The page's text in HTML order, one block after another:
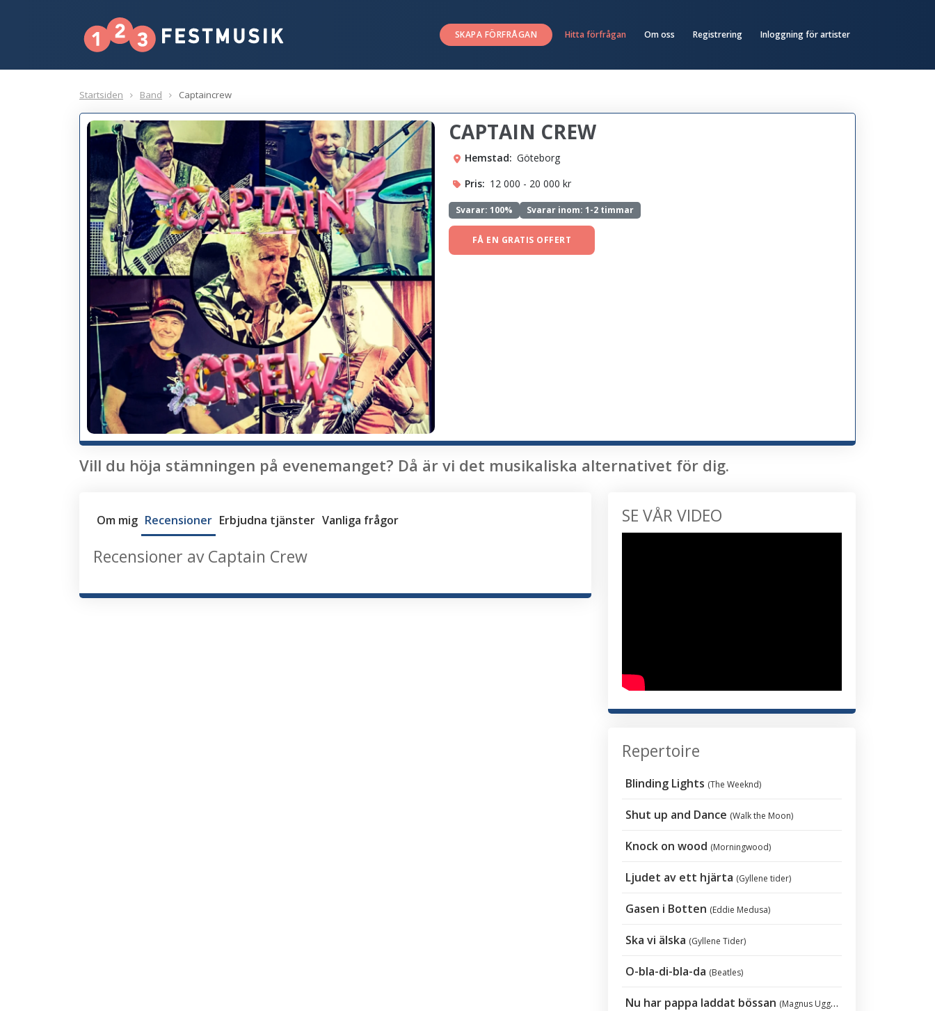
SKAPA FÖRFRÅGAN Hitta förfrågan Om oss Registrering Inloggning för artister
Startsiden Band Captaincrew
CAPTAIN CREW
Hemstad: Göteborg
Pris: 12 000 - 20 000 kr
Svarar: 100% Svarar inom: 1-2 timmar
FÅ EN GRATIS OFFERT
Vill du höja stämningen på evenemanget? Då är vi det musikaliska alternativet för dig.
Om mig Recensioner Erbjudna tjänster Vanliga frågor
Recensioner av Captain Crew
SE VÅR VIDEO
Repertoire
Blinding Lights (The Weeknd)
Shut up and Dance (Walk the Moon)
Knock on wood (Morningwood)
Ljudet av ett hjärta (Gyllene tider)
Gasen i Botten (Eddie Medusa)
Ska vi älska (Gyllene Tider)
O-bla-di-bla-da (Beatles)
Nu har pappa laddat bössan (Magnus Uggla)